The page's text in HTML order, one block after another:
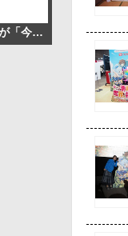
パチスロサミットONLINEが「今日スロ」をリリース、質問回答で機種提案と称号獲得が可能に